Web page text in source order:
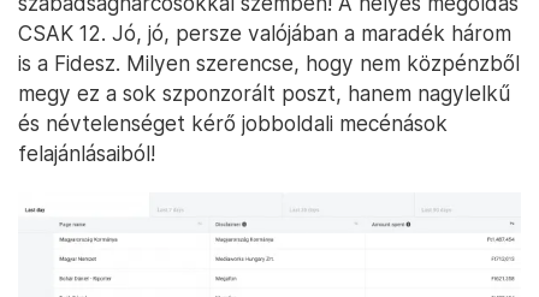
CSAK 12. Jó, jó, persze valójában a maradék három
is a Fidesz. Milyen szerencse, hogy nem közpénzből
megy ez a sok szponzorált poszt, hanem nagylelkű
és névtelenséget kérő jobboldali mecénások
felajánlásaiból!